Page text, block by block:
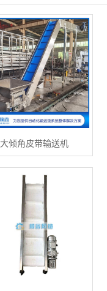
大倾角皮带输送机